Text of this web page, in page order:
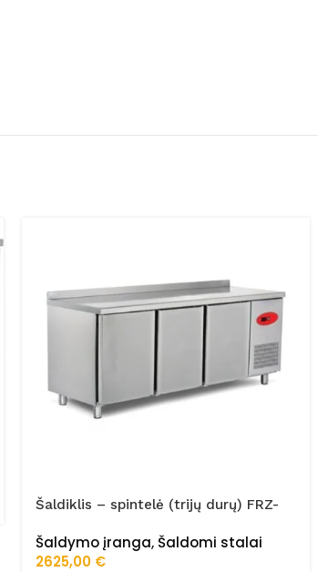
Šaldiklis – spintelė (trijų durų) FRZ-
Šaldymo įranga, Šaldomi stalai
2625,00 €